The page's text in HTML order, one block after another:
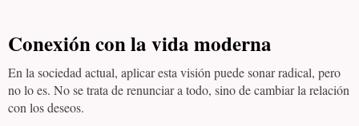
Conexión con la vida moderna
En la sociedad actual, aplicar esta visión puede sonar radical, pero
no lo es. No se trata de renunciar a todo, sino de cambiar la relación
con los deseos.